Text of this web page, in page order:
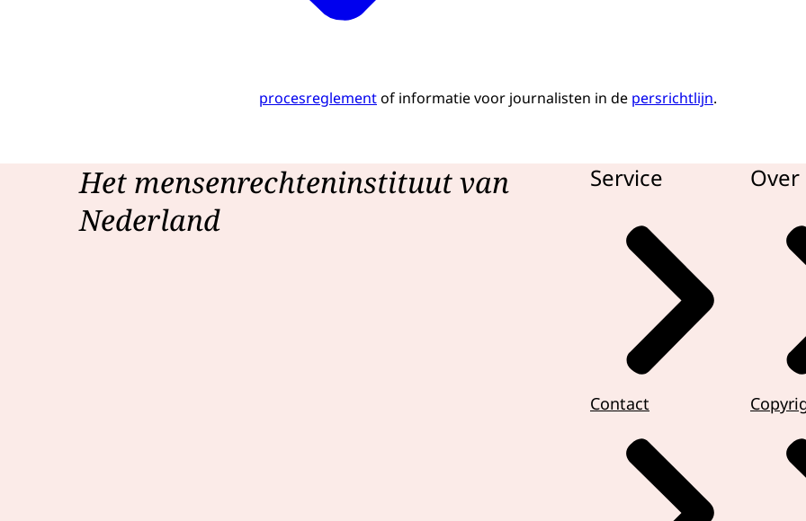
procesreglementof informatie voor journalisten in de persrichtlijn.
Het mensenrechteninstituut van
Nederland
Service
Contact